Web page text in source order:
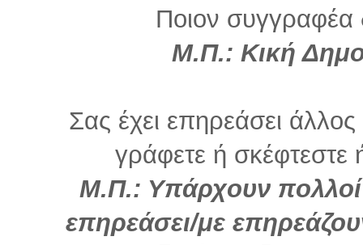
Ποιον συγγραφέα
Μ.Π.: Κική
Σας έχει επηρεάσει
γράφετε ή σκέφτεστε
Μ.Π.: Υπάρχουν
επηρεάσει/με